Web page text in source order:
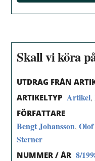
Skall vi köra
UTDRAG FRÅN
ARTIKELTYP Artikel,
FÖRFATTARE
Bengt Johansson,
Sterner
NUMMER / ÅR 8/